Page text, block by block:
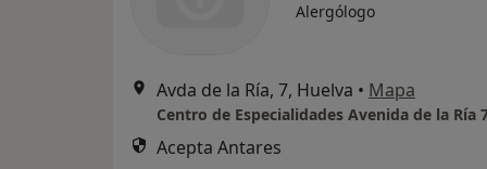
Alergólogo
Avda de la Ría, 7, Huelva • Mapa
Centro de Especialidades Avenida de la Ría
Acepta Antares